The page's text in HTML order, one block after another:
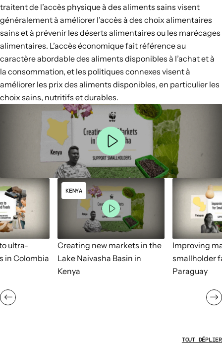
traitent de l’accès physique à des aliments sains visent
généralement à améliorer l’accès à des choix alimentaires
sains et à prévenir les déserts alimentaires ou les marécages
alimentaires. L’accès économique fait référence au
caractère abordable des aliments disponibles à l’achat et à
la consommation, et les politiques connexes visent à
améliorer les prix des aliments disponibles, en particulier les
choix sains, nutritifs et durables.
ultra-
in Colombia
KENYA
Creating new markets in the
Lake Naivasha Basin in
Kenya
Improving
smallholder
Paraguay
TOUT DÉPLIER